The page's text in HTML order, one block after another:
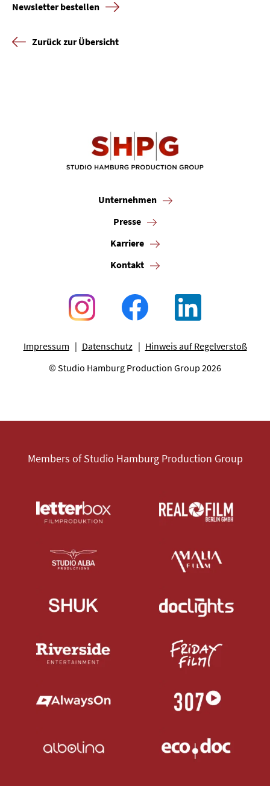
Newsletter bestellen
Zurück zur Übersicht
Unternehmen
Presse
Karriere
Kontakt
Impressum Datenschutz
Hinweis auf Regelverstoß
© Studio Hamburg Production Group 2026
Members of Studio Hamburg Production Group